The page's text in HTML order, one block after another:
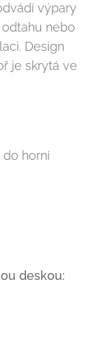
výpary
nebo
Design
je skrytá ve
horní
deskou: